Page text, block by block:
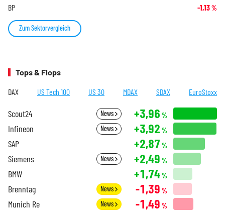
BP -1,13%
Zum Sektorvergleich
Tops & Flops
DAX US Tech 100 US 30 MDAX SDAX EuroStoxx
Scout24 News +3,96 %
Infineon News +3,92 %
SAP +2,87 %
Siemens News +2,49 %
BMW +1,74%
Brenntag News -1,39 %
Munich Re News -1,49 %